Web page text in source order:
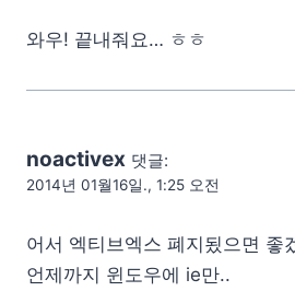
와우! 끝내줘요… ㅎㅎ
noactivex 댓글:
2014년 01월16일., 1:25 오전
어서 엑티브엑스 폐지됬으면 좋
언제까지 윈도우에 ie만..